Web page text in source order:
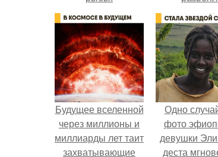
Будущее вселенной
через миллионы и
миллиарды лет таит
захватывающие
Одно
фото
девушки
деста